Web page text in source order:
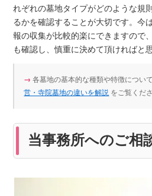
れぞれの墓地タイプがどのような規
るかを確認することが大切です。今
報の収集が比較的楽にできますので
も確認し、慎重に決めて頂ければと
→各墓地の基本的な種類や特徴につい
営・寺院墓地の違いを解説 をご覧くださ
当事務所へのご相